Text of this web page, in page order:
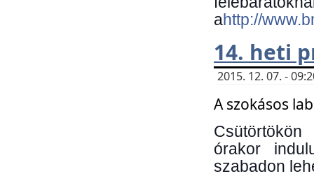
ahttp://
14. heti
2015. 12. 07. -
A szokásos
órakor
szabadon